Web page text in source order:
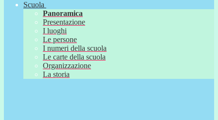
Scuola
Panoramica
Presentazione
I luoghi
Le persone
I numeri della scuola
Le carte della scuola
Organizzazione
La storia